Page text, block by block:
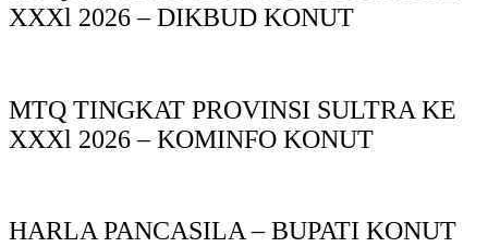
XXXl 2026 – DIKBUD KONUT
MTQ TINGKAT PROVINSI SULTRA KE
XXXl 2026 – KOMINFO KONUT
HARLA PANCASILA – BUPATI KONUT